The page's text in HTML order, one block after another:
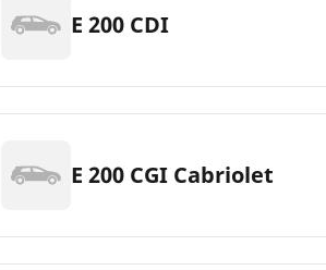
E 200 CDI
E 200 CGI Cabriolet